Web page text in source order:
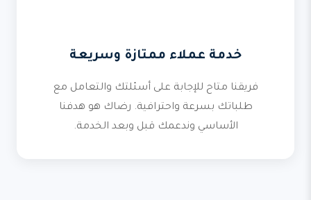
خدمة عملاء ممتازة وسريعة
فريقنا متاح للإجابة على أسئلتك والتعامل مع
طلباتك بسرعة واحترافية. رضاك هو هدفنا
الأساسي وندعمك قبل وبعد الخدمة.